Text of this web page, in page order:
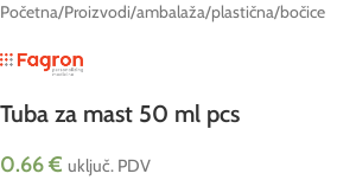
Početna/Proizvodi/ambalaža/plastična/bočice
Tuba za mast 50 ml pcs
0.66€ uključ. PDV